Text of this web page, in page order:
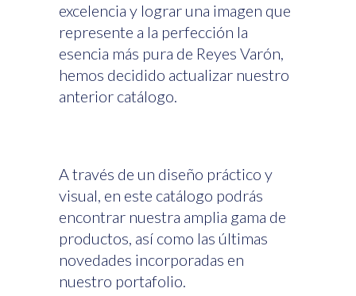
excelencia y lograr una imagen que
represente a la perfección la
esencia más pura de Reyes Varón,
hemos decidido actualizar nuestro
anterior catálogo.
A través de un diseño práctico y
visual, en este catálogo podrás
encontrar nuestra amplia gama de
productos, así como las últimas
novedades incorporadas en
nuestro portafolio.